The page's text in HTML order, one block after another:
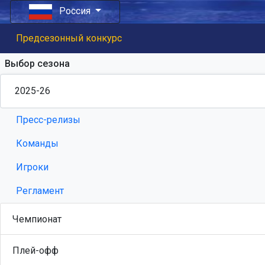
Россия
Предсезонный конкурс
Выбор сезона
Пресс-релизы
Команды
Игроки
Регламент
Чемпионат
Плей-офф